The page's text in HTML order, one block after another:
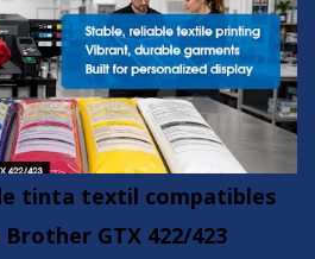
tinta textil compatibles
GTX 422/423